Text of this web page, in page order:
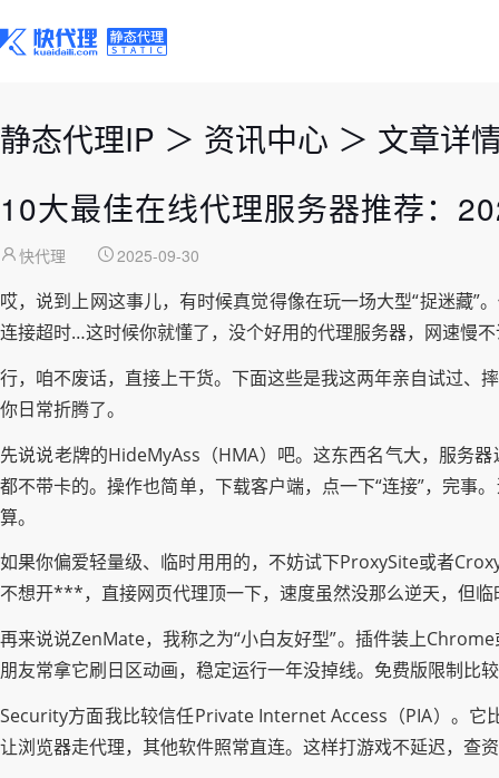
静态代理IP ＞ 资讯中心 ＞ 文章详
10大最佳在线代理服务器推荐：
快代理 2025-09-30
哎，说到上网这事儿，有时候真觉得像在玩一场大型“捉迷藏”
连接超时…这时候你就懂了，没个好用的代理服务器，网速慢
行，咱不废话，直接上干货。下面这些是我这两年亲自试过、
你日常折腾了。
先说说老牌的HideMyAss（HMA）吧。这东西名气大，服务
都不带卡的。操作也简单，下载客户端，点一下“连接”，完事
算。
如果你偏爱轻量级、临时用用的，不妨试下ProxySite或者
不想开***，直接网页代理顶一下，速度虽然没那么逆天，但
再来说说ZenMate，我称之为“小白友好型”。插件装上
朋友常拿它刷日区动画，稳定运行一年没掉线。免费版限制比
Security方面我比较信任Private Internet Access（PIA）。
让浏览器走代理，其他软件照常直连。这样打游戏不延迟，查